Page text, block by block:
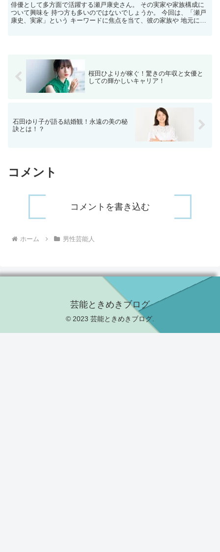
俳優として多方面で活躍する瀬戸康史さん。 その実家や家族構成に
ついて興味を 持つ方も多いのではないでしょうか。 今回は、「瀬戸
康史、実家」という キーワードに焦点を当て、彼の家族や 地元につ
桜田ひよりが稼ぐ！驚きの年収と女優と
しての輝かしいキャリア！
石田ゆり子が語る結婚観！永遠の美の秘
訣とは！？
コメント
コメントを書き込む
ホーム 男性芸能人
芸能ときめきブログ
© 2023 芸能ときめきブログ.